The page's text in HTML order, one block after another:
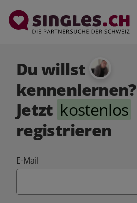
Du willst
kennenlernen?
Jetzt kostenlos
registrieren
E-Mail